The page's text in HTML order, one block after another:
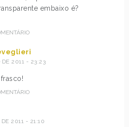
embaixo é?
2011 - 23:23
2011 - 21:10